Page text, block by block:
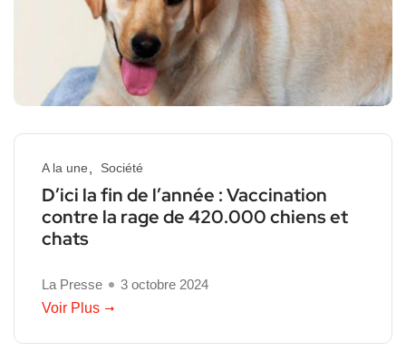
A la une Société
D’ici la fin de l’année : Vaccination
contre la rage de 420.000 chiens et
chats
La Presse
3 octobre 2024
Voir Plus